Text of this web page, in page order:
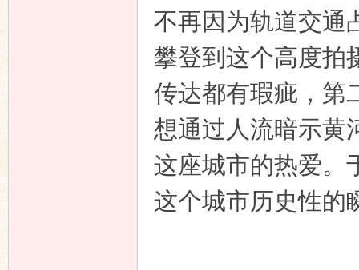
不再因为轨道交通
攀登到这个高度拍
传达都有瑕疵，第
想通过人流暗示黄
这座城市的热爱。
这个城市历史性的